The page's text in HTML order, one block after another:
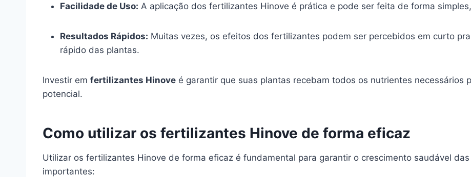
Facilidade de Uso: A aplicação dos fertilizantes Hinove é prática e pode ser feita de forma
Resultados Rápidos: Muitas vezes, os efeitos dos fertilizantes podem ser percebidos em curto
rápido das plantas.
Investir em fertilizantes Hinove é garantir que suas plantas recebam todos os nutrientes necessários
potencial.
Como utilizar os fertilizantes Hinove de forma eficaz
Utilizar os fertilizantes Hinove de forma eficaz é fundamental para garantir o crescimento saudável
importantes: